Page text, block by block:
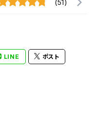
(51)
LINE ポスト